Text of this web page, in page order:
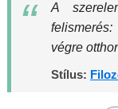
A
végre
Stílus: